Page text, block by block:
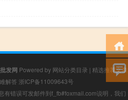
发网 Powered by 网站分类目录 | 精选推荐文章
解答 浙ICP备11009643号
有错误可发邮件到f_fb#foxmail.com说明，我们